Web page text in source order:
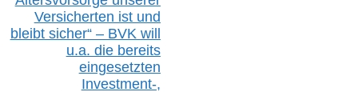
Versicherten ist und
bleibt sicher“ – BVK will
u.a. die bereits
eingesetzten
Investment-,